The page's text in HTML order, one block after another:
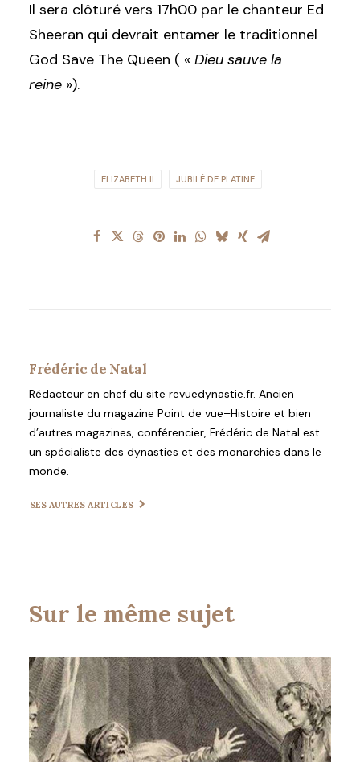
Il sera clôturé vers 17h00 par le chanteur Ed
Sheeran qui devrait entamer le traditionnel
God Save The Queen ( « Dieu sauve la
reine »).
ELIZABETH II JUBILÉ DE PLATINE
Frédéric de Natal
Rédacteur en chef du site revuedynastie.fr. Ancien
journaliste du magazine Point de vue–Histoire et bien
d’autres magazines, conférencier, Frédéric de Natal est
un spécialiste des dynasties et des monarchies dans le
monde.
SES AUTRES ARTICLES
Sur le même sujet